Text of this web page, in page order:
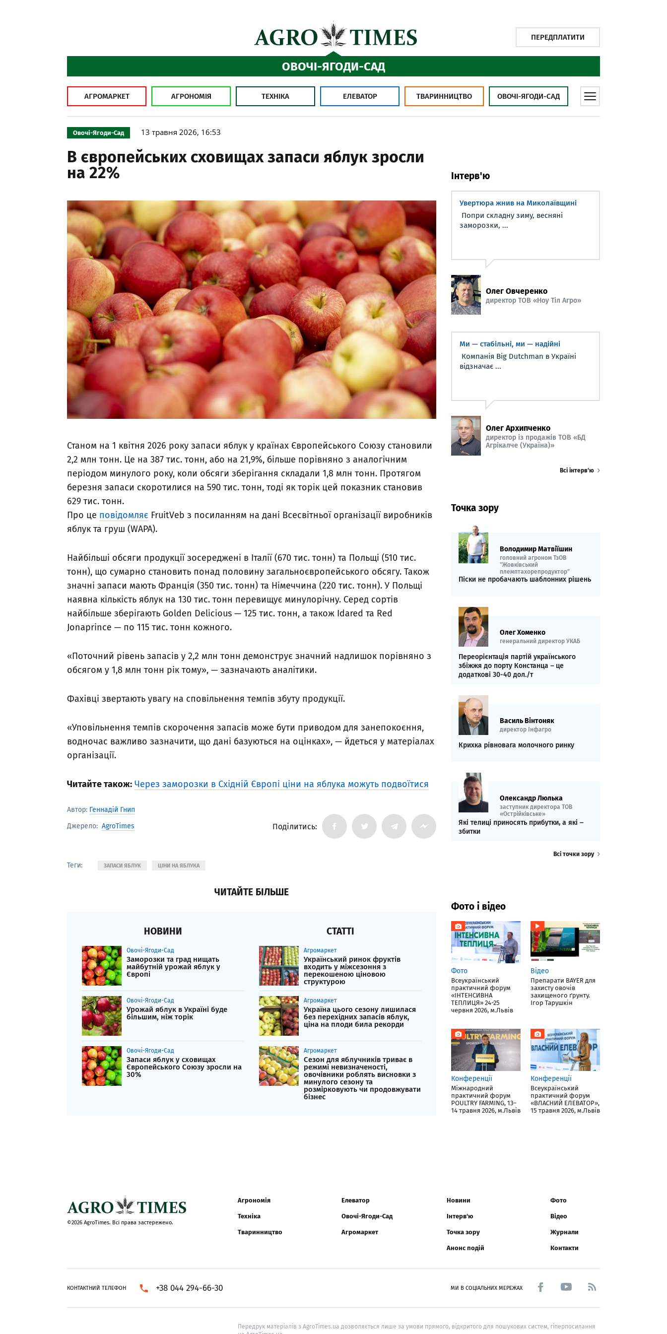
ПЕРЕДПЛАТИТИ
ОВОЧІ-ЯГОДИ-САД
АГРОМАРКЕТ АГРОНОМІЯ ТЕХНІКА ЕЛЕВАТОР ТВАРИННИЦТВО ОВОЧІ-ЯГОДИ-САД
Овочі-Ягоди-Сад 13 травня 2026, 16:53
В європейських сховищах запаси яблук зросли
на 22%
Станом на 1 квітня 2026 року запаси яблук у країнах Європейського Союзу становили
2,2 млн тонн. Це на 387 тис. тонн, або на 21,9%, більше порівняно з аналогічним
періодом минулого року, коли обсяги зберігання складали 1,8 млн тонн. Протягом
березня запаси скоротилися на 590 тис. тонн, тоді як торік цей показник становив
629 тис. тонн.
Про це повідомляє FruitVeb з посиланням на дані Всесвітньої організації виробників
яблук та груш (WAPA).
Найбільші обсяги продукції зосереджені в Італії (670 тис. тонн) та Польщі (510 тис.
тонн), що сумарно становить понад половину загальноєвропейського обсягу. Також
значні запаси мають Франція (350 тис. тонн) та Німеччина (220 тис. тонн). У Польщі
наявна кількість яблук на 130 тис. тонн перевищує минулорічну. Серед сортів
найбільше зберігають Golden Delicious — 125 тис. тонн, а також Idared та Red
Jonaprince — по 115 тис. тонн кожного.
«Поточний рівень запасів у 2,2 млн тонн демонструє значний надлишок порівняно з
обсягом у 1,8 млн тонн рік тому», — зазначають аналітики.
Фахівці звертають увагу на сповільнення темпів збуту продукції.
«Уповільнення темпів скорочення запасів може бути приводом для занепокоєння,
водночас важливо зазначити, що дані базуються на оцінках», — йдеться у матеріалах
організації.
Читайте також: Через заморозки в Східній Європі ціни на яблука можуть подвоїтися
Автор: Геннадій Гнип
Джерело: AgroTimes Поділитись:
Теги: ЗАПАСИ ЯБЛУК ЦІНИ НА ЯБЛУКА
ЧИТАЙТЕ БІЛЬШЕ
НОВИНИ
Овочі-Ягоди-Сад
Заморозки та град нищать
майбутній урожай яблук у
Європі
Овочі-Ягоди-Сад
Урожай яблук в Україні буде
більшим, ніж торік
Овочі-Ягоди-Сад
Запаси яблук у сховищах
Європейського Союзу зросли на
30%
СТАТТІ
Агромаркет
Український ринок фруктів
входить у міжсезоння з
перекошеною ціновою
структурою
Агромаркет
Україна цього сезону лишилася
без перехідних запасів яблук,
ціна на плоди била рекорди
Агромаркет
Сезон для яблучників триває в
режимі невизначеності,
овочівники роблять висновки з
минулого сезону та
розмірковують чи продовжувати
бізнес
Інтерв'ю
Увертюра жнив на Миколаївщині
Попри складну зиму, весняні
заморозки, ...
Олег Овчеренко
директор ТОВ «Ноу Тіл Агро»
Ми — стабільні, ми — надійні
Компанія Big Dutchman в Україні
відзначає ...
Олег Архипченко
директор із продажів ТОВ «БД
Агрікалче (Україна)»
Всі інтерв’ю
Точка зору
Володимир Матвіїшин
головний агроном ТзОВ
"Жовківський
племптахорепродуктор"
Піски не пробачають шаблонних рішень
Олег Хоменко
генеральний директор УКАБ
Переорієнтація партій українського
збіжжя до порту Констанца – це
додаткові 30-40 дол./т
Василь Вінтоняк
директор Інфагро
Крихка рівновага молочного ринку
Олександр Люлька
заступник директора ТОВ
«Острійківське»
Які телиці приносять прибутки, а які ‒
збитки
Всі точки зору
Фото і відео
Фото
Всеукраїнський
практичний форум
«ІНТЕНСИВНА
ТЕПЛИЦЯ» 24-25
червня 2026, м.Львів
Відео
Препарати BAYER для
захисту овочів
захищеного ґрунту.
Ігор Тарушкін
Конференції
Міжнародний
практичний форум
POULTRY FARMING, 13–
14 травня 2026, м.Львів
Конференції
Всеукраїнський
практичний форум
«ВЛАСНИЙ ЕЛЕВАТОР»,
15 травня 2026, м.Львів
©2026 AgroTimes. Всі права застережено.
Агрономія
Техніка
Тваринництво
Елеватор
Овочі-Ягоди-Сад
Агромаркет
Новини
Інтерв'ю
Точка зору
Анонс подій
Фото
Відео
Журнали
Контакти
КОНТАКТНИЙ ТЕЛЕФОН +38 044 294-66-30 МИ В СОЦІАЛЬНИХ МЕРЕЖАХ
Передрук матеріалів з AgroTimes.ua дозволяється лише за умови прямого, відкритого для пошукових систем, гіперпосилання